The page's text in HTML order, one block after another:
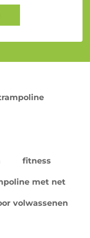
fitness
met net
volwassenen